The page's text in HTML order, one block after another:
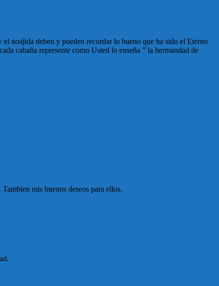
noajida deben y pueden recordar lo bueno que ha sido el Eterno
cabaña represente como Usted lo enseña ” la hermandad de
mis buenos deseos para ellos.